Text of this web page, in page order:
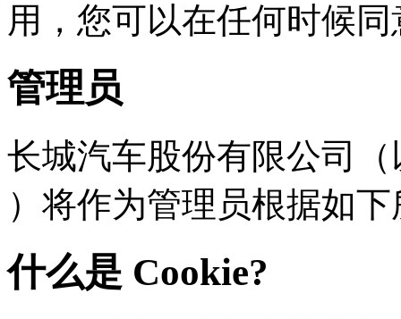
用，您可以在任何时候
管理员
长城汽车股份有限公司（
）将作为管理员根据如
什么是 Cookie?